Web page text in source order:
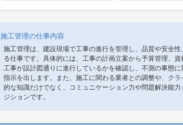
施工管理の仕事内容
施工管理は、建設現場で工事の進行を管理し、品質や安全
る仕事です。具体的には、工事の計画立案から予算管理、
工事が設計図通りに進行しているかを確認し、不測の事態
指示を出します。また、施工に関わる業者との調整や、ク
的な知識だけでなく、コミュニケーション力や問題解決能
ジションです。